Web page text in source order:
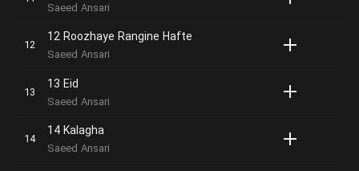
Saeed Ansari
12 Roozhaye Rangine Hafte
Saeed Ansari
13 Eid
Saeed Ansari
14 Kalagha
Saeed Ansari